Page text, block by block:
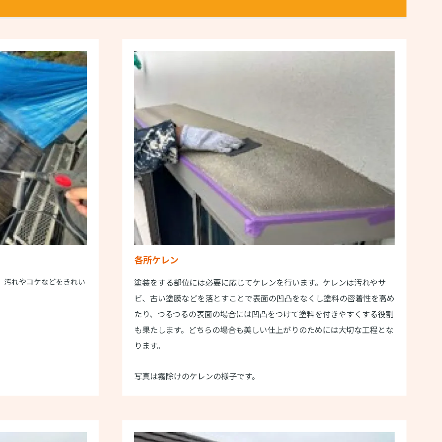
れやコケなどをきれい
各所ケレン
塗装をする部位には必要に応じてケレンを行います。ケレンは汚れやサ
ビ、古い塗膜などを落とすことで表面の凹凸をなくし塗料の密着性を高め
たり、つるつるの表面の場合には凹凸をつけて塗料を付きやすくする役割
も果たします。どちらの場合も美しい仕上がりのためには大切な工程とな
ります。
写真は霧除けのケレンの様子です。